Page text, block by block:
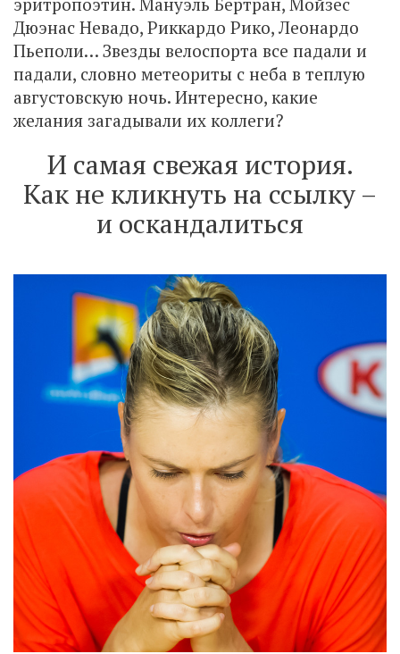
Дюэнас Невадо, Риккардо Рико, Леонардо
Пьеполи… Звезды велоспорта все падали и
падали, словно метеориты с неба в теплую
августовскую ночь. Интересно, какие
желания загадывали их коллеги?
И самая свежая история.
Как не кликнуть на ссылку –
и оскандалиться